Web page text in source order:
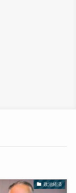
政治経済